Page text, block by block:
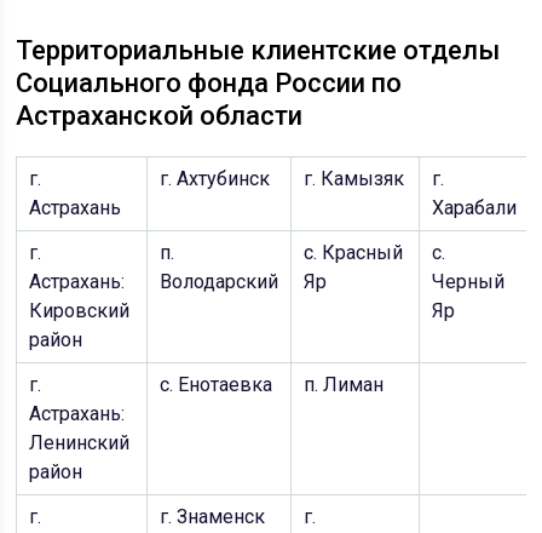
Территориальные клиентские отделы
Социального фонда России по
Астраханской области
г.
Астрахань
г. Ахтубинск г. Камызяк
г.
Харабали
г.
Астрахань:
Кировский
район
п.
Володарский
с. Красный
Яр
с.
Черный
Яр
г.
Астрахань:
Ленинский
район
с. Енотаевка п. Лиман
г.
г. Знаменск
г.